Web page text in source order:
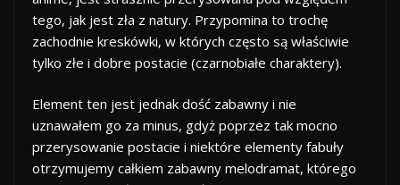
tego, jak jest zła z natury. Przypomina to trochę
zachodnie kreskówki, w których często są właściwie
tylko złe i dobre postacie (czarnobiałe charaktery).
Element ten jest jednak dość zabawny i nie
uznawałem go za minus, gdyż poprzez tak mocno
przerysowanie postacie i niektóre elementy fabuły
otrzymujemy całkiem zabawny melodramat, którego